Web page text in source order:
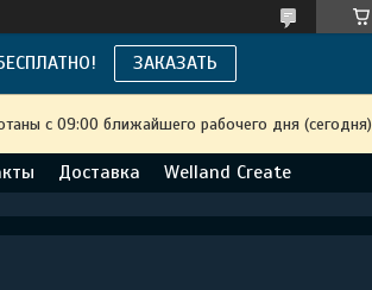
ЗАКАЗАТЬ
с 09:00 ближайшего рабочего дня (сегодня)
Доставка Welland Create